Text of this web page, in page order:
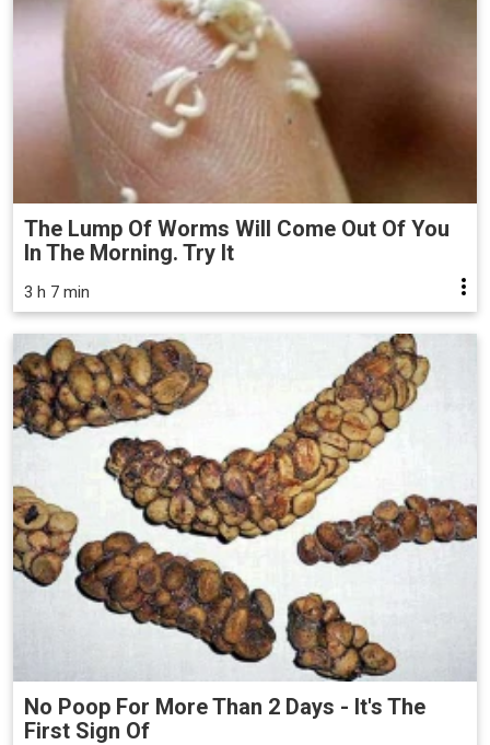
The Lump Of Worms Will Come Out Of You
In The Morning. Try It
3 h 7 min
No Poop For More Than 2 Days - It's The
First Sign Of